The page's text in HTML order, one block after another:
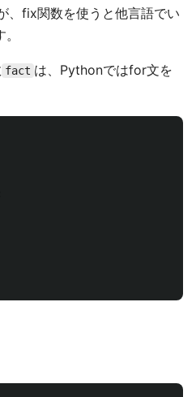
、fix関数を使うと他言語でい
fact は、Pythonではfor文を